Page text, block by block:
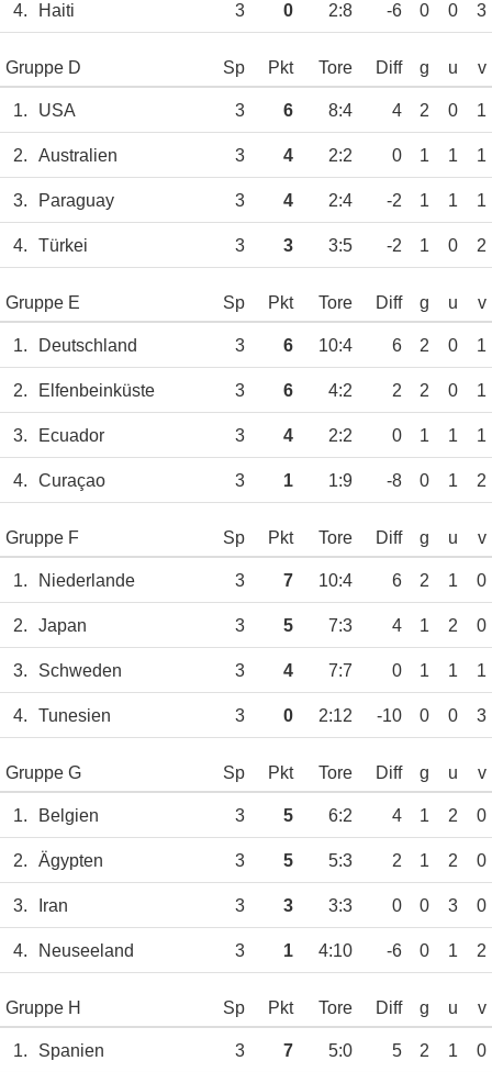
4. Haiti 3 0 2:8 -6 0 0 3
Gruppe D Sp Pkt Tore Diff g u v
1. USA 3 6 8:4 4 2 0 1
2. Australien 3 4 2:2 0 1 1 1
3. Paraguay 3 4 2:4 -2 1 1 1
4. Türkei 3 3 3:5 -2 1 0 2
Gruppe E Sp Pkt Tore Diff g u v
1. Deutschland 3 6 10:4 6 2 0 1
2. Elfenbeinküste 3 6 4:2 2 2 0 1
3. Ecuador 3 4 2:2 0 1 1 1
4. Curaçao 3 1 1:9 -8 0 1 2
Gruppe F Sp Pkt Tore Diff g u v
1. Niederlande 3 7 10:4 6 2 1 0
2. Japan 3 5 7:3 4 1 2 0
3. Schweden 3 4 7:7 0 1 1 1
4. Tunesien 3 0 2:12 -10 0 0 3
Gruppe G Sp Pkt Tore Diff g u v
1. Belgien 3 5 6:2 4 1 2 0
2. Ägypten 3 5 5:3 2 1 2 0
3. Iran 3 3 3:3 0 0 3 0
4. Neuseeland 3 1 4:10 -6 0 1 2
Gruppe H Sp Pkt Tore Diff g u v
1. Spanien 3 7 5:0 5 2 1 0